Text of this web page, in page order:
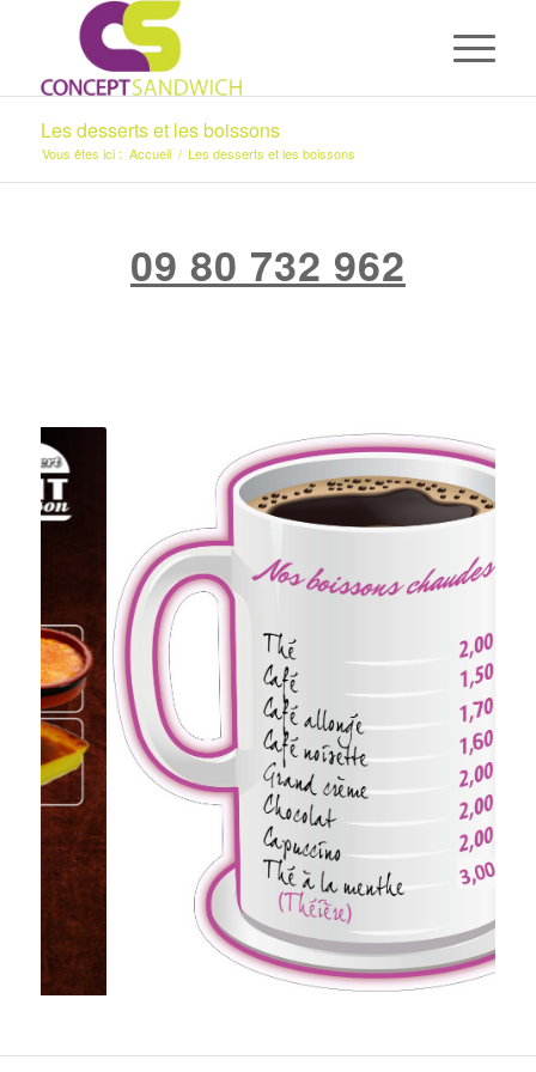
Les desserts et les boissons
Vous êtes ici : Accueil / Les desserts et les boissons
09 80 732 962